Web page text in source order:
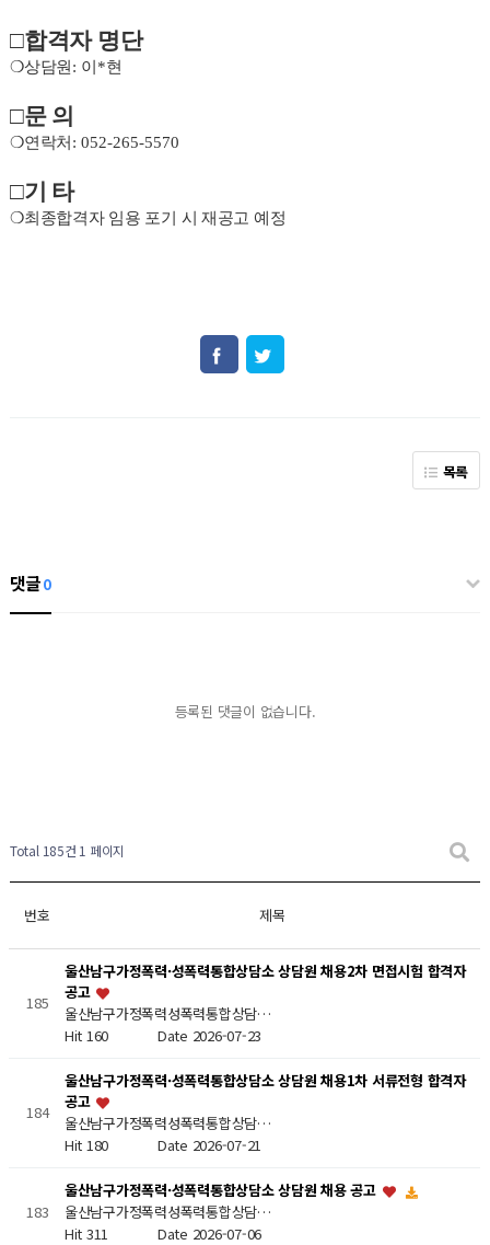
□합격자 명단
❍상담원 : 이*현
□문 의
❍연락처 : 052-265-5570
□기 타
❍최종합격자 임용 포기 시 재공고 예정
목록
댓글0
등록된 댓글이 없습니다.
Total 185건 1 페이지
번호 제목
185
울산남구가정폭력·성폭력통합상담소 상담원 채용2차 면접시험 합격자
공고
울산남구가정폭력성폭력통합상담…
Hit 160Date 2026-07-23
184
울산남구가정폭력·성폭력통합상담소 상담원 채용1차 서류전형 합격자
공고
울산남구가정폭력성폭력통합상담…
Hit 180Date 2026-07-21
183
울산남구가정폭력·성폭력통합상담소 상담원 채용 공고
울산남구가정폭력성폭력통합상담…
Hit 311Date 2026-07-06